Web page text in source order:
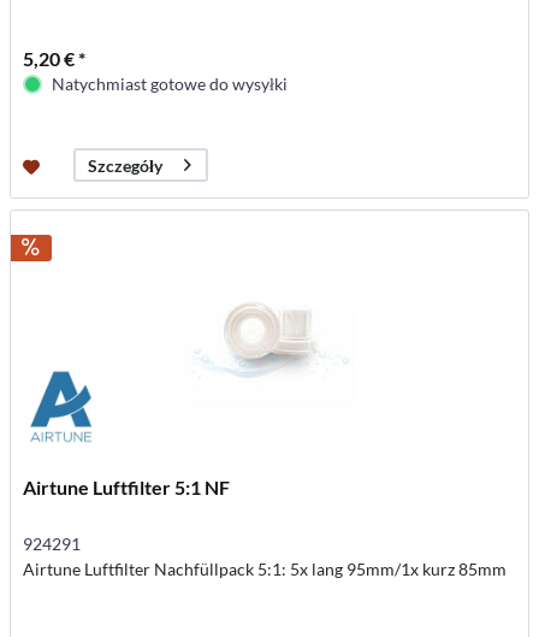
5,20 € *
Natychmiast gotowe do wysyłki
Szczegóły
Airtune Luftfilter 5:1 NF
924291
Airtune Luftfilter Nachfüllpack 5:1: 5x lang 95mm/1x kurz 85mm